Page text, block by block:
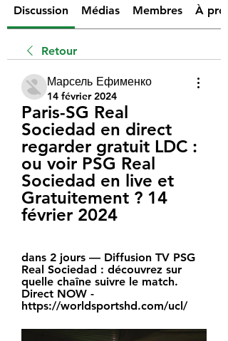
Discussion Médias Membres À
Retour
Марсель Ефименко
14 février 2024
Paris-SG Real
Sociedad en direct
regarder gratuit LDC :
ou voir PSG Real
Sociedad en live et
Gratuitement ? 14
février 2024
dans 2 jours — Diffusion TV PSG
Real Sociedad : découvrez sur
quelle chaîne suivre le match.
Direct NOW -
https://worldsportshd.com/ucl/